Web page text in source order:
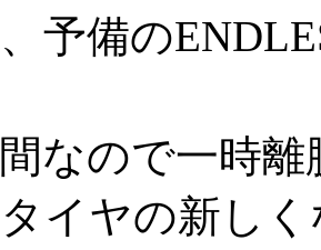
予備の
なので一時
イヤの新し